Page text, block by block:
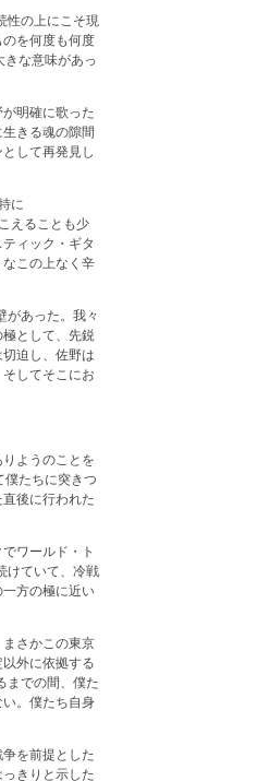
性の上にこそ現
を何度も何度
きな意味があっ
明確に歌った
きる魂の隙間
して再発見し
に
えることも少
ィック・ギタ
この上なく辛
があった。我々
として、先鋭
迫し、佐野は
してそこにお
ようのことを
僕たちに突きつ
後に行われた
ワールド・ト
けていて、冷戦
方の極に近い
さかこの東京
外に依拠する
までの間、僕た
。僕たち自身
を前提とした
きりと示した